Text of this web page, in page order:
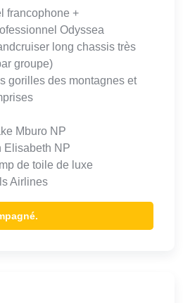
francophone +
Odyssea
long chassis très
groupe)
gorilles des montagnes et
Mburo NP
Elisabeth NP
de toile de luxe
Airlines